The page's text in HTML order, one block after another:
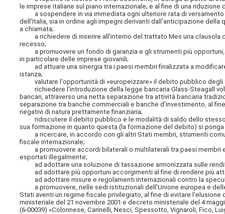
le imprese italiane sul piano internazionale; e al fine di una riduzione
a sospendere in via immediata ogni ulteriore rata di
dell'Italia, sia in ordine agli impegni derivanti dall'anticipazione della
a chiamata;
a richiedere di inserire all'interno del trattato Mes una clausola
recesso;
a promuovere un fondo di garanzia e gli strumenti più
in particolare delle imprese giovanili;
ad attuare una sinergia tra i paesi membri finalizzata a
istanza;
valutare l'opportunità di «europeizzare» il debito pubblico degli
richiedere l'introduzione della legge bancaria Glass-Steagall
bancari, attraverso una netta separazione tra attività bancaria
separazione tra banche commerciali e banche d'investimento, al
negativi di natura prettamente finanziaria;
ridiscutere il debito pubblico e le modalità di saldo dello stesso,
sua formazione in quanto questa (la formazione del debito) si
a ricercare, in accordo con gli altri Stati membri, strumenti
fiscale internazionale;
a promuovere accordi bilaterali o multilaterali tra paesi membri e
esportati illegalmente;
ad adottare una soluzione di tassazione armonizzata sulle
ad adottare più opportuni accorgimenti al fine di rendere più
ad adottare misure e regolamenti internazionali contro la
a promuovere, nelle sedi istituzionali dell'Unione europea e
Stati aventi un regime fiscale privilegiato, al fine di evitare
ministeriale del 21 novembre 2001 e decreto ministeriale del 4
(6-00039) «Colonnese, Carinelli, Nesci, Spessotto, Vignaroli, Fico,